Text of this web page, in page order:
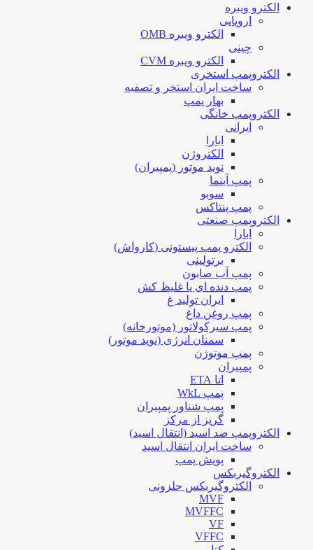
الکترو ویبره
اروپایی
الکترو ویبره OMB
چینی
الکترو ویبره CVM
الکتروپمپ استخری
ساخت ایران استخر و تصفیه
بهار پمپ
الکتروپمپ خانگی
ایرانی
ابارا
الکتروژن
نوید موتور (پمپیران)
پمپ آبنما
سوبو
پمپ پنتاکس
الکتروپمپ صنعتی
ابارا
الکترو پمپ پیستونی (کارواش)
برتولینی
پمپ آب صابون
پمپ دنده ای یا غلیظ کش
ایران تولید غ
پمپ روغن داغ
پمپ سیرکولاتور (موتورخانه)
سمنان انرژی (نوید موتور)
پمپ موتوژن
پمپیران
اتا ETA
پمپ WkL
پمپ شناور پمپیران
گریز از مرکز
الکتروپمپ ضد اسید (انتقال اسید)
ساخت ایران انتقال اسید
پویش پمپ
الکتروگیربکس
الکتروگیربکس حلزونی
MVF
MVFFC
VF
VFFC